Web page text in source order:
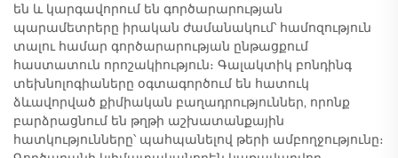
են և կարգավորում են գործարարության
պարամետրերը իրական ժամանակում՝ համոզություն
տալու համար գործարարության ընթացքում
հաստատուն որոշակիություն։ Գալակտիկ բոնդինգ
տեխնոլոգիաները օգտագործում են հատուկ
ձևավորված քիմիական բաղադրություններ, որոնք
բարձրացնում են թղթի աշխատանքային
հատկությունները՝ պահպանելով թերի ամբողջությունը։